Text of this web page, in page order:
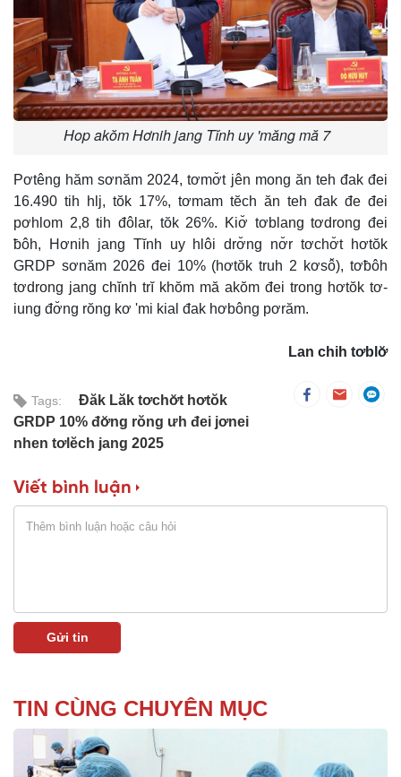
Hop akŏm Hơnih jang Tĭnh uy 'măng mă 7
Pơtêng hăm sơnăm 2024, tơmơ̆t jên mong ăn teh đak đei
16.490 tih hlj, tŏk 17%, tơmam tĕch ăn teh đak đe đei
pơhlom 2,8 tih đôlar, tŏk 26%. Kiơ̆ tơblang tơdrong đei
ƀôh, Hơnih jang Tĭnh uy hlôi drơ̆ng nơ̆r tơchơ̆t hơtŏk
GRDP sơnăm 2026 đei 10% (hơtŏk truh 2 kơsô̆), tơƀôh
tơdrong jang chĭnh trĭ khŏm mă akŏm đei trong hơtŏk tơ-
iung đơ̆ng rŏng kơ 'mi kial đak hơbông pơrăm.
Lan chih tơblơ̆
Tags:
Đăk Lăk tơchơ̆t hơtŏk
GRDP 10% đơ̆ng rŏng ưh đei jơnei
nhen tơlĕch jang 2025
Viết bình luận
TIN CÙNG CHUYÊN MỤC